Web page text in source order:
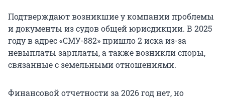
Подтверждают возникшие у компании проблемы
и документы из судов общей юрисдикции. В 2025
году в адрес «СМУ-882» пришло 2 иска из-за
невыплаты зарплаты, а также возникли споры,
связанные с земельными отношениями.
Финансовой отчетности за 2026 год нет, но